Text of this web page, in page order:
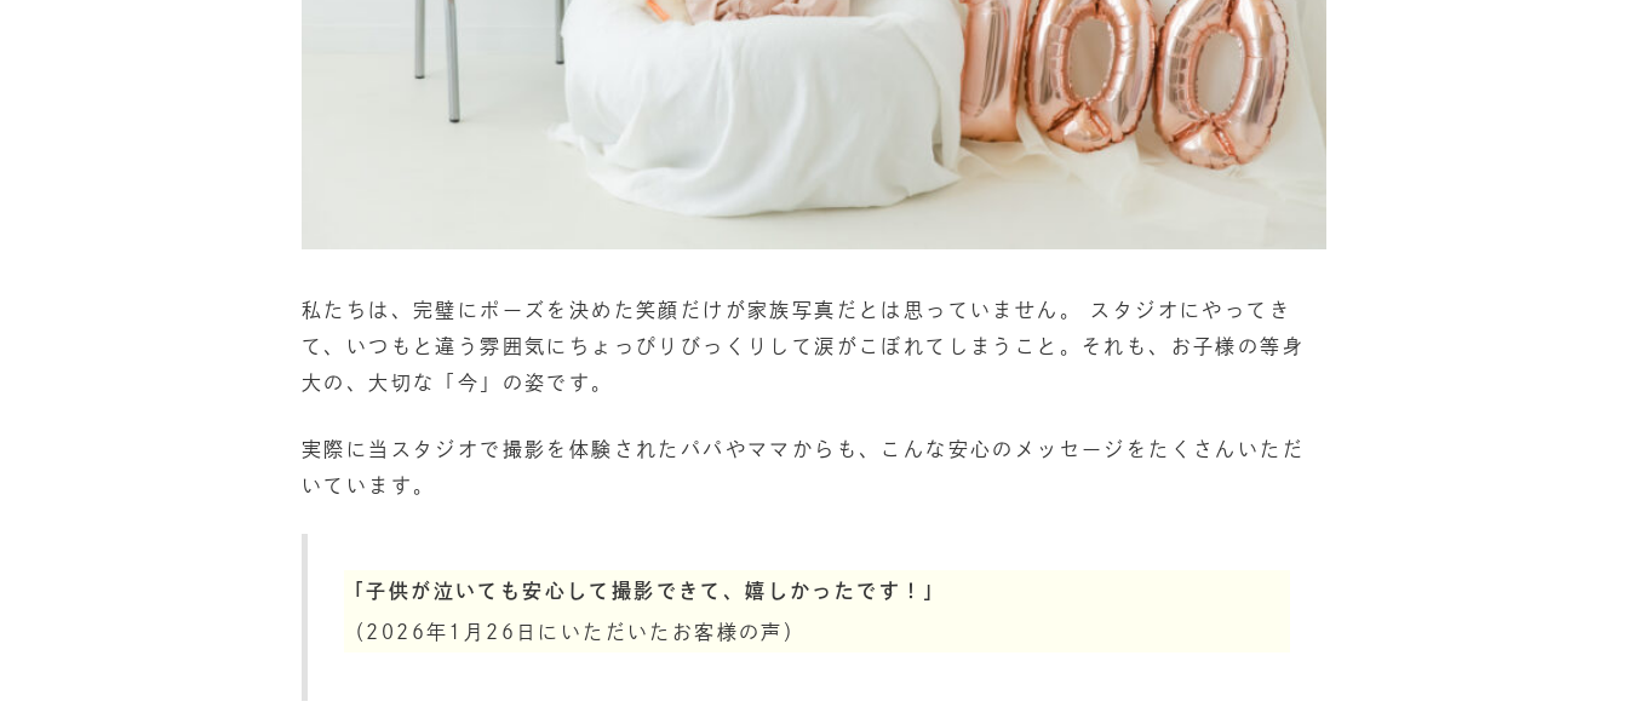
私たちは、完璧にポーズを決めた笑顔だけが家族写真だとは思っていません。 スタジオにやってき
て、いつもと違う雰囲気にちょっぴりびっくりして涙がこぼれてしまうこと。それも、お子様の等身
大の、大切な「今」の姿です。
実際に当スタジオで撮影を体験されたパパやママからも、こんな安心のメッセージをたくさんいただ
いています。
「子供が泣いても安心して撮影できて、嬉しかったです！」
（2026年1月26日にいただいたお客様の声）